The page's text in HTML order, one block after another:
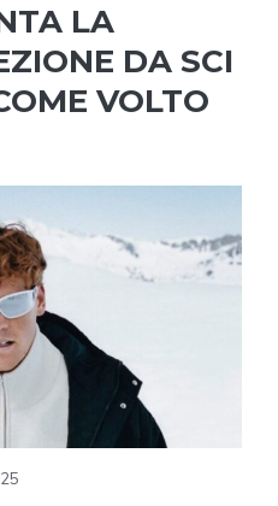
LA
DA SCI
VOLTO